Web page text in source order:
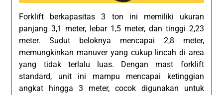
Forklift berkapasitas 3 ton ini memiliki ukuran
panjang 3,1 meter, lebar 1,5 meter, dan tinggi 2,23
meter. Sudut beloknya mencapai 2,8 meter,
memungkinkan manuver yang cukup lincah di area
yang tidak terlalu luas. Dengan mast forklift
standard, unit ini mampu mencapai ketinggian
angkat hingga 3 meter, cocok digunakan untuk